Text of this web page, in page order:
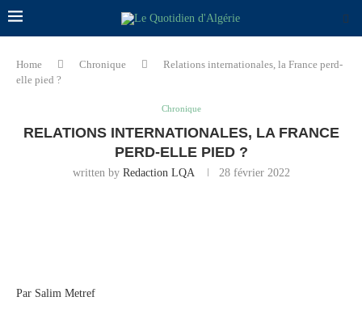
Home Chronique
Relations internationales, la France perd-
elle pied ?
Chronique
RELATIONS INTERNATIONALES, LA FRANCE
PERD-ELLE PIED ?
written by Redaction LQA 28 février 2022
Par Salim Metref